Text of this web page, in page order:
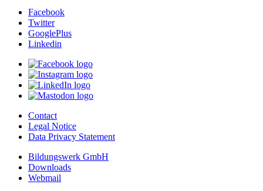
Facebook
Twitter
GooglePlus
Linkedin
Contact
Legal Notice
Data Privacy Statement
Bildungswerk GmbH
Downloads
Webmail